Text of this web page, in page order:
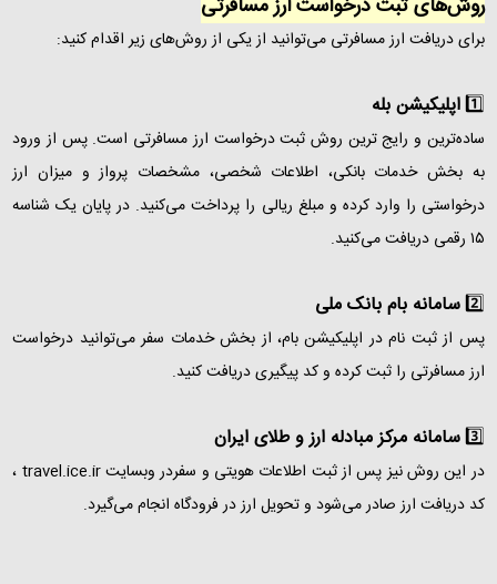
روش‌های ثبت درخواست ارز مسافرتی
برای دریافت ارز مسافرتی می‌توانید از یکی از روش‌های زیر اقدام کنید:
1️⃣اپلیکیشن بله
ساده‌ترین و رایج‌ ترین روش ثبت درخواست ارز مسافرتی است. پس از ورود
به بخش خدمات بانکی، اطلاعات شخصی، مشخصات پرواز و میزان ارز
درخواستی را وارد کرده و مبلغ ریالی را پرداخت می‌کنید. در پایان یک شناسه
۱۵ رقمی دریافت می‌کنید.
2️⃣سامانه بام بانک ملی
پس از ثبت‌ نام در اپلیکیشن بام، از بخش خدمات سفر می‌توانید درخواست
ارز مسافرتی را ثبت کرده و کد پیگیری دریافت کنید.
3️⃣سامانه مرکز مبادله ارز و طلای ایران
در این روش نیز پس از ثبت اطلاعات هویتی و سفردر وبسایت travel.ice.ir ،
کد دریافت ارز صادر می‌شود و تحویل ارز در فرودگاه انجام می‌گیرد.